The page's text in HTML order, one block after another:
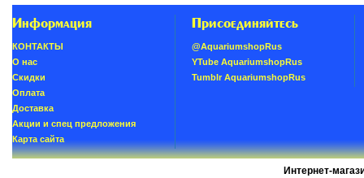
Информация
КОНТАКТЫ
О нас
Скидки
Oплатa
Доставка
Акции и спец предложения
Карта сайта
Присоединяйтесь
@AquariumshopRus
YTube AquariumshopRus
Tumblr AquariumshopRus
Интернет-